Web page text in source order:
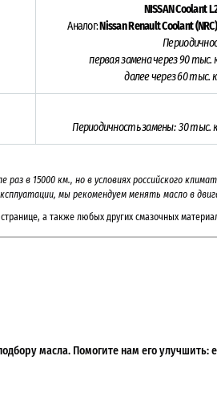
NISSAN Coolant
Аналог:Nissan Renault Coolant
первая замена через 90 тыс.
далее через 60 тыс.
Периодичность замены: 30 тыс.
раз в 15000 км., но в условиях российского
мы рекомендуем менять масло в
а также любых других смазочных
масла. Помогите нам его